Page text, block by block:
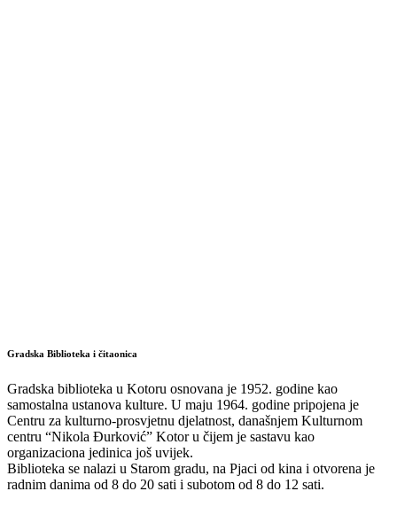
Gradska Biblioteka i čitaonica
Gradska biblioteka u Kotoru osnovana je 1952. godine kao
samostalna ustanova kulture. U maju 1964. godine pripojena je
Centru za kulturno-prosvjetnu djelatnost, današnjem Kulturnom
centru “Nikola Đurković” Kotor u čijem je sastavu kao
organizaciona jedinica još uvijek.
Biblioteka se nalazi u Starom gradu, na Pjaci od kina i otvorena je
radnim danima od 8 do 20 sati i subotom od 8 do 12 sati.